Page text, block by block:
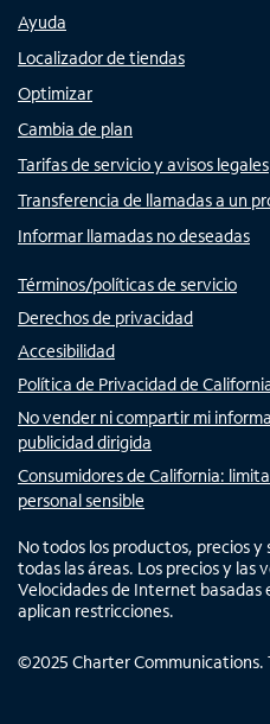
Ayuda
Localizador de tiendas
Optimizar
Cambia de plan
Tarifas de servicio y avisos legales
Transferencia de llamadas a un
Informar llamadas no deseadas
Términos/políticas de servicio
Derechos de privacidad
Accesibilidad
Política de Privacidad de
No vender ni compartir mi
publicidad dirigida
Consumidores de California:
personal sensible
No todos los productos, precios y
todas las áreas. Los precios y las
Velocidades de Internet basadas
aplican restricciones.
©2025 Charter Communications.